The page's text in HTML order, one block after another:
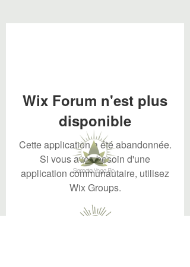
Wix Forum n'est plus
disponible
Cette application a été abandonnée.
Si vous avez besoin d'une
application communautaire, utilisez
Wix Groups.